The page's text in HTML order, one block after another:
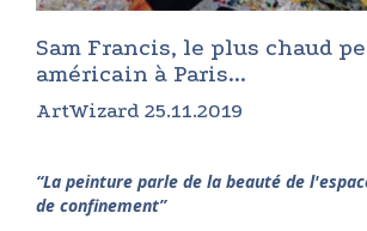
Sam Francis, le plus chaud
américain à Paris...
ArtWizard 25.11.2019
“La peinture parle de la beauté de
de confinement”